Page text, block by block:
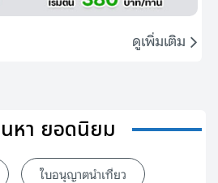
ดูเพิ่มเติม
หา ยอดนิยม
ใบอนุญาตนำเที่ยว